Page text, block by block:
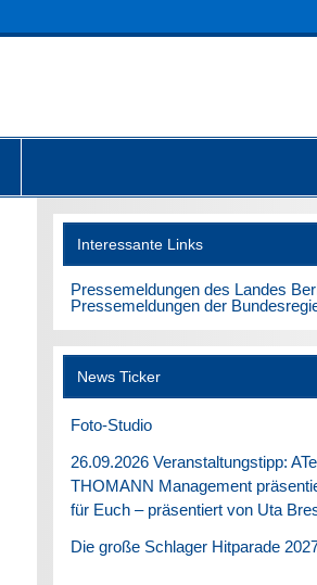
Interessante Links
Pressemeldungen des Landes
Pressemeldungen der
News Ticker
Foto-Studio
26.09.2026 Veranstaltungstipp:
THOMANN Management
für Euch – präsentiert von Uta
Die große Schlager Hitparade